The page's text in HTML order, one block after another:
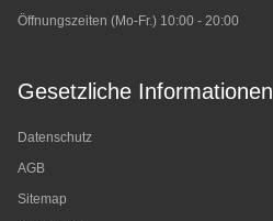
Öffnungszeiten (Mo-Fr.) 10:00 - 20:00
Gesetzliche Informationen
Datenschutz
AGB
Sitemap